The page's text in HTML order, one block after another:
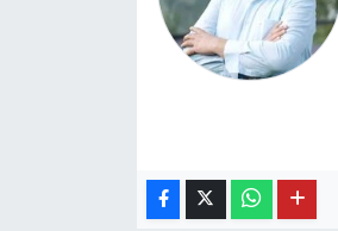
Azdavay Haberleri
Cide Haberleri